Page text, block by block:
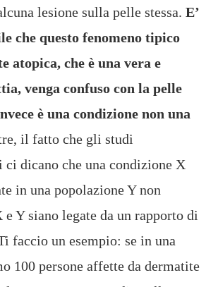
lesione sulla pelle stessa. E’
che questo fenomeno tipico
atopica, che è una vera e
venga confuso con la pelle
è una condizione non una
il fatto che gli studi
dicano che una condizione X
in una popolazione Y non
Y siano legate da un rapporto di
faccio un esempio: se in una
100 persone affette da dermatite